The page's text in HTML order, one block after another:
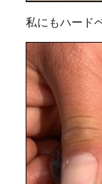
私にもハード